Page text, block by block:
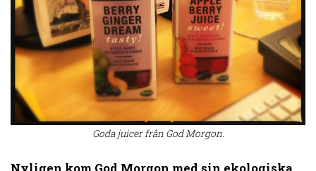
Goda juicer från God Morgon.
Nyligen kom God Morgon med sin ekologiska